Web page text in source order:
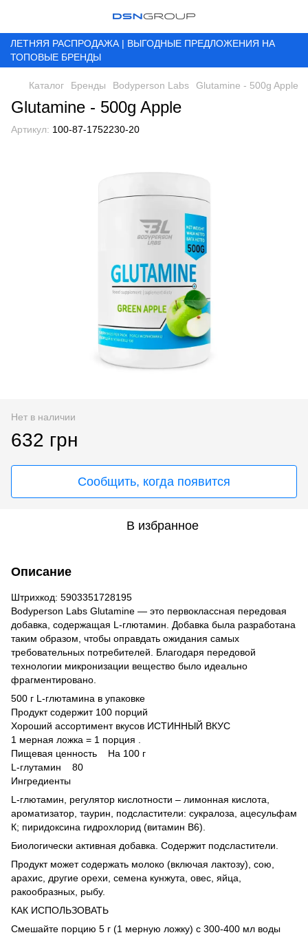
ЛЕТНЯЯ РАСПРОДАЖА | ВЫГОДНЫЕ ПРЕДЛОЖЕНИЯ НА
ТОПОВЫЕ БРЕНДЫ
Каталог Бренды Bodyperson Labs Glutamine - 500g Apple
Glutamine - 500g Apple
Артикул: 100-87-1752230-20
Нет в наличии
632 грн
Сообщить, когда появится
В избранное
Описание
Штрихкод: 5903351728195
Bodyperson Labs Glutamine — это первоклассная передовая
добавка, содержащая L-глютамин. Добавка была разработана
таким образом, чтобы оправдать ожидания самых
требовательных потребителей. Благодаря передовой
технологии микронизации вещество было идеально
фрагментировано.
500 г L-глютамина в упаковке
Продукт содержит 100 порций
Хороший ассортимент вкусов ИСТИННЫЙ ВКУС
1 мерная ложка = 1 порция .
Пищевая ценность На 100 г
L-глутамин 80
Ингредиенты
L-глютамин, регулятор кислотности – лимонная кислота,
ароматизатор, таурин, подсластители: сукралоза, ацесульфам
К; пиридоксина гидрохлорид (витамин В6).
Биологически активная добавка. Содержит подсластители.
Продукт может содержать молоко (включая лактозу), сою,
арахис, другие орехи, семена кунжута, овес, яйца,
ракообразных, рыбу.
КАК ИСПОЛЬЗОВАТЬ
Смешайте порцию 5 г (1 мерную ложку) с 300-400 мл воды